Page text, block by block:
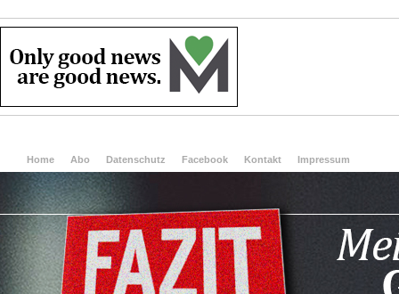
Home Abo Datenschutz Facebook Kontakt Impressum